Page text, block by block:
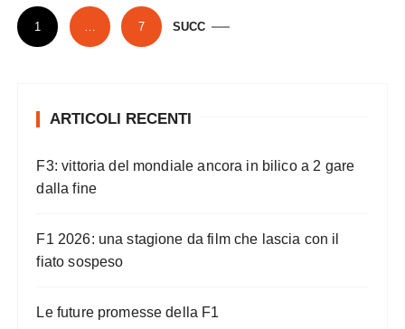
P
a
1 … 7 SUCC
ARTICOLI RECENTI
F3: vittoria del mondiale ancora in bilico a 2 gare
dalla fine
F1 2026: una stagione da film che lascia con il
fiato sospeso
Le future promesse della F1